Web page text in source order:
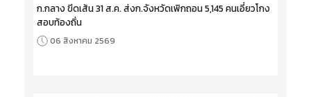
ก.กลาง ขีดเส้น 31 ส.ค. ส่งก.จังหวัดเพิกถอน 5,145 คนเอี่ยวโกง
สอบท้องถิ่น
06 สิงหาคม 2569